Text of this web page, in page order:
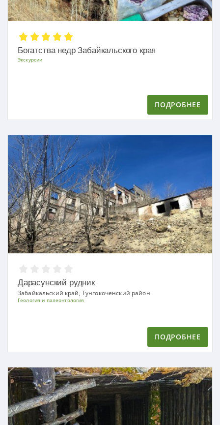
Богатства недр Забайкальского края
Экскурсии
ПОДРОБНЕЕ
Дарасунский рудник
Забайкальский край, Тунгокоченский район
Геология и палеонтология
ПОДРОБНЕЕ